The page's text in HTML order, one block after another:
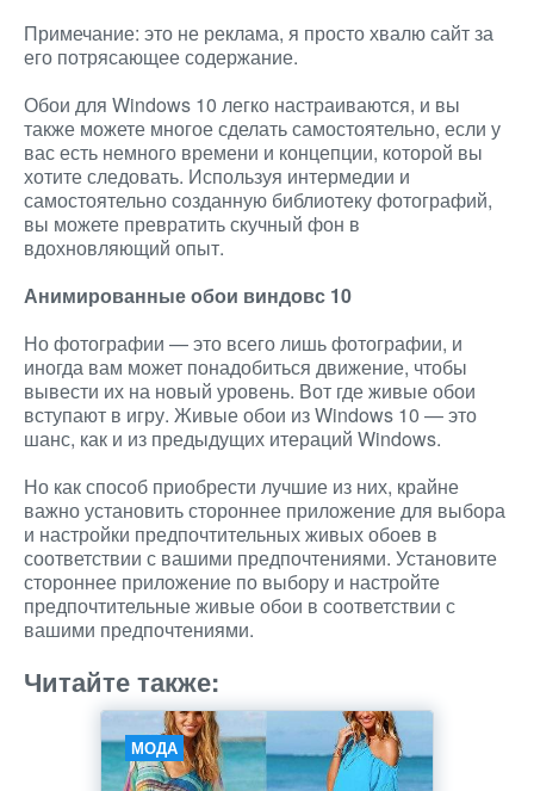
Примечание: это не реклама, я просто хвалю сайт за
его потрясающее содержание.
Обои для Windows 10 легко настраиваются, и вы
также можете многое сделать самостоятельно, если у
вас есть немного времени и концепции, которой вы
хотите следовать. Используя интермедии и
самостоятельно созданную библиотеку фотографий,
вы можете превратить скучный фон в
вдохновляющий опыт.
Анимированные обои виндовс 10
Но фотографии — это всего лишь фотографии, и
иногда вам может понадобиться движение, чтобы
вывести их на новый уровень. Вот где живые обои
вступают в игру. Живые обои из Windows 10 — это
шанс, как и из предыдущих итераций Windows.
Но как способ приобрести лучшие из них, крайне
важно установить стороннее приложение для выбора
и настройки предпочтительных живых обоев в
соответствии с вашими предпочтениями. Установите
стороннее приложение по выбору и настройте
предпочтительные живые обои в соответствии с
вашими предпочтениями.
Читайте также:
МОДА